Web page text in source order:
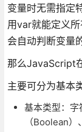
变量时无需指定
用var就能定义所
会自动判断变量
那么JavaScript
主要可分为基本
基本类型：
（Boolean